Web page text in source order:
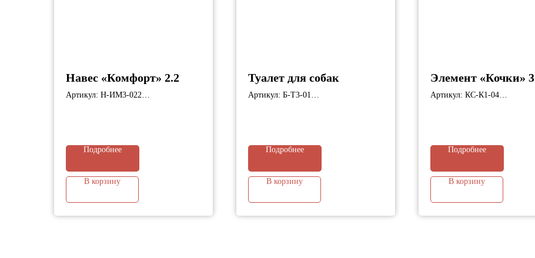
Навес «Комфорт» 2.2
Артикул: Н-ИМ3-022
Подробнее
В корзину
Туалет для собак
Артикул: Б-Т3-01
Подробнее
В корзину
Элемент «Кочки» 3
Артикул: КС-К1-04
Подробнее
В корзину